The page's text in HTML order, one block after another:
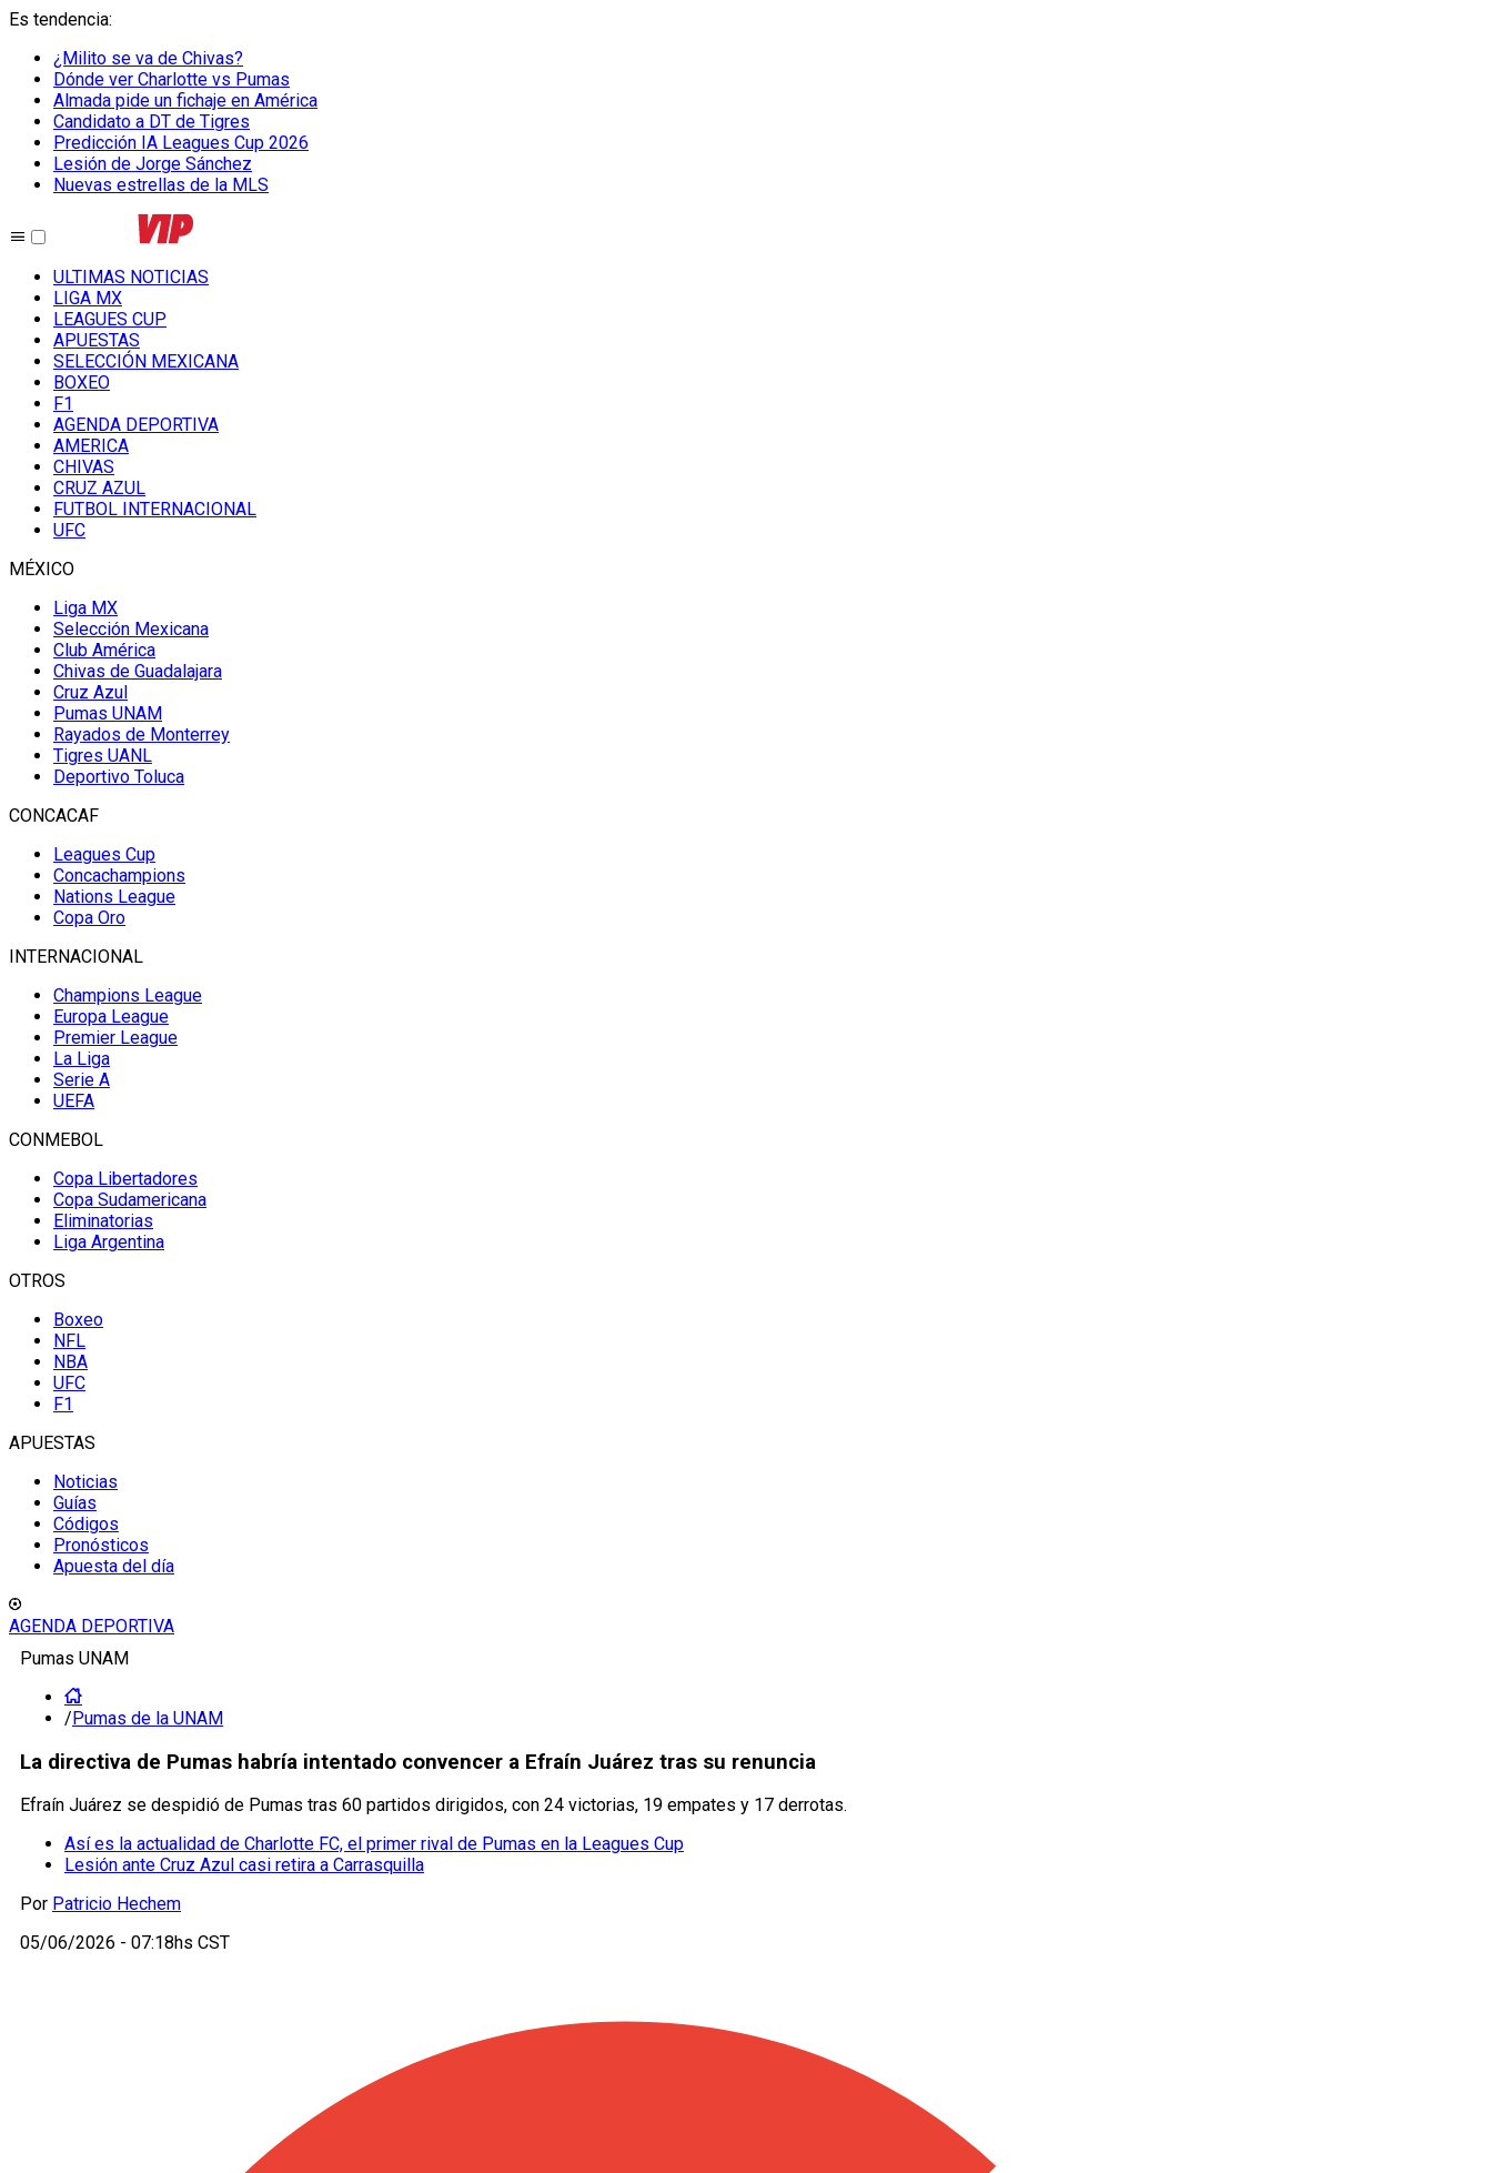
Es tendencia:
¿Milito se va de Chivas?
Dónde ver Charlotte vs Pumas
Almada pide un fichaje en América
Candidato a DT de Tigres
Predicción IA Leagues Cup 2026
Lesión de Jorge Sánchez
Nuevas estrellas de la MLS
ULTIMAS NOTICIAS
LIGA MX
LEAGUES CUP
APUESTAS
SELECCIÓN MEXICANA
BOXEO
F1
AGENDA DEPORTIVA
AMERICA
CHIVAS
CRUZ AZUL
FUTBOL INTERNACIONAL
UFC
MÉXICO
Liga MX
Selección Mexicana
Club América
Chivas de Guadalajara
Cruz Azul
Pumas UNAM
Rayados de Monterrey
Tigres UANL
Deportivo Toluca
CONCACAF
Leagues Cup
Concachampions
Nations League
Copa Oro
INTERNACIONAL
Champions League
Europa League
Premier League
La Liga
Serie A
UEFA
CONMEBOL
Copa Libertadores
Copa Sudamericana
Eliminatorias
Liga Argentina
OTROS
Boxeo
NFL
NBA
UFC
F1
APUESTAS
Noticias
Guías
Códigos
Pronósticos
Apuesta del día
AGENDA DEPORTIVA
Pumas UNAM
/Pumas de la UNAM
La directiva de Pumas habría intentado convencer a Efraín Juárez tras su renuncia
Efraín Juárez se despidió de Pumas tras 60 partidos dirigidos, con 24 victorias, 19 empates y 17 derrotas.
Así es la actualidad de Charlotte FC, el primer rival de Pumas en la Leagues Cup
Lesión ante Cruz Azul casi retira a Carrasquilla
Por Patricio Hechem
05/06/2026 - 07:18hs CST